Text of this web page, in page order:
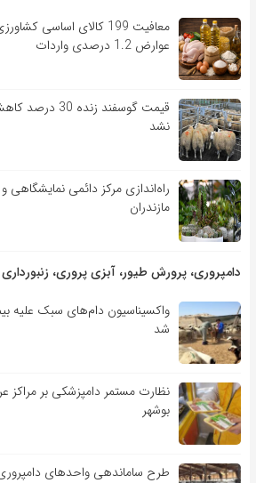
معافیت 199 کالای اساسی
عوارض 1.2 درصدی واردات
قیمت گوسفند
نشد
راه‌اندازی مرکز دائمی نمایشگاهی
مازندران
دامپروری، پرورش طیور، آبزی پروری، زنبورداری
واکسیناسیون دام‌های سبک علیه
شد
نظارت مستمر دامپزشکی بر مراکز
بوشهر
طرح ساماندهی واحدهای